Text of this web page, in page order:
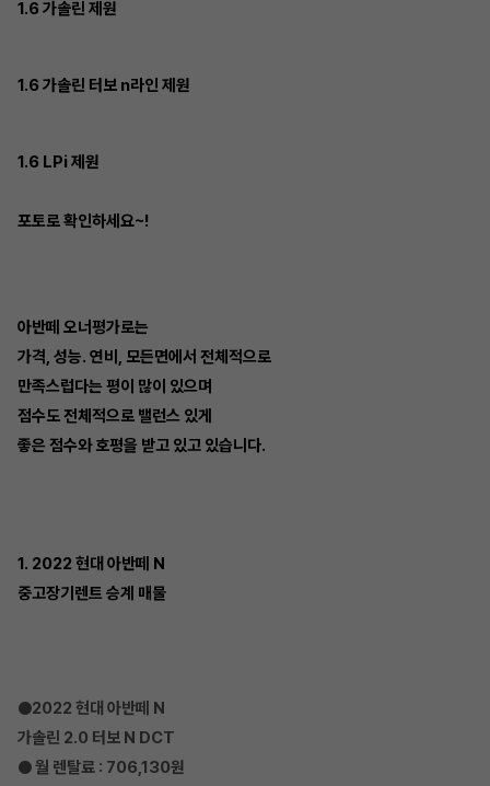
1.6 가솔린 제원
1.6 가솔린 터보 n라인 제원
1.6 LPi 제원
포토로 확인하세요~!
아반떼 오너평가로는
가격, 성능. 연비, 모든면에서 전체적으로
만족스럽다는 평이 많이 있으며
점수도 전체적으로 밸런스 있게
좋은 점수와 호평을 받고 있고 있습니다.
1. 2022 현대 아반떼 N
중고장기렌트 승계 매물
●2022 현대 아반떼 N
가솔린 2.0 터보 N DCT
● 월 렌탈료 : 706,130원